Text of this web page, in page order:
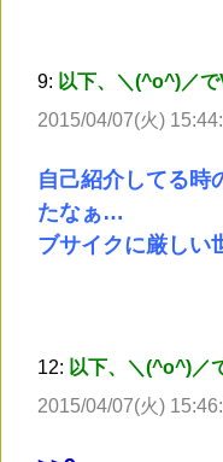
9: 以下、＼(^o^)／
2015/04/07(火)
自己紹介してる時
たなぁ…
ブサイクに厳しい
12: 以下、＼(^o^)／
2015/04/07(火)